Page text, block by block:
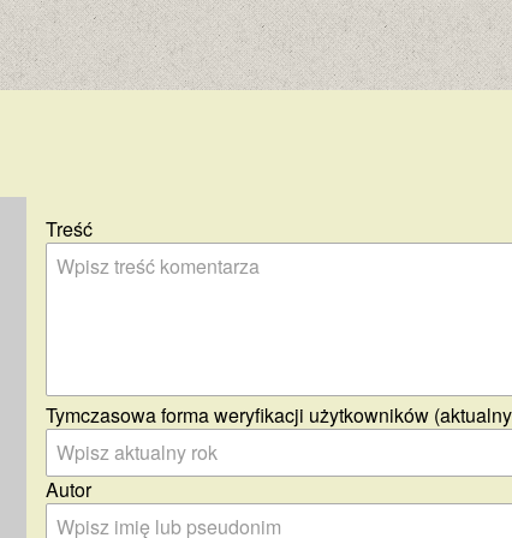
Treść
Tymczasowa forma weryfikacji użytkowników
Autor